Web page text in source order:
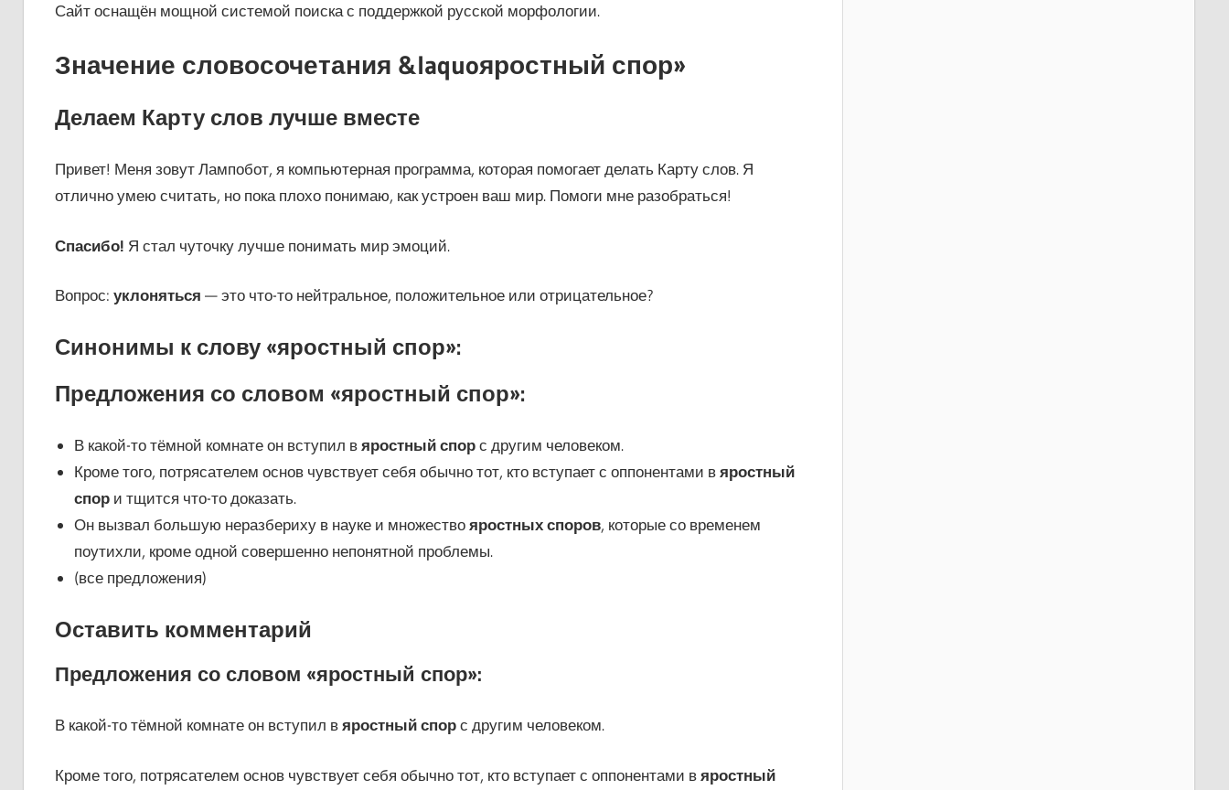
Сайт оснащён мощной системой поиска с поддержкой русской морфологии.
Значение словосочетания &laquoяростный спор»
Делаем Карту слов лучше вместе
Привет! Меня зовут Лампобот, я компьютерная программа, которая помогает делать Карту слов. Я
отлично умею считать, но пока плохо понимаю, как устроен ваш мир. Помоги мне разобраться!
Спасибо! Я стал чуточку лучше понимать мир эмоций.
Вопрос: уклоняться — это что-то нейтральное, положительное или отрицательное?
Синонимы к слову «яростный спор»:
Предложения со словом «яростный спор»:
В какой-то тёмной комнате он вступил вяростный спорс другим человеком.
Кроме того, потрясателем основ чувствует себя обычно тот, кто вступает с оппонентами вяростный
спори тщится что-то доказать.
Он вызвал большую неразбериху в науке и множествояростных споров, которые со временем
поутихли, кроме одной совершенно непонятной проблемы.
(все предложения)
Оставить комментарий
Предложения со словом «яростный спор»:
В какой-то тёмной комнате он вступил вяростный спорс другим человеком.
Кроме того, потрясателем основ чувствует себя обычно тот, кто вступает с оппонентами вяростный